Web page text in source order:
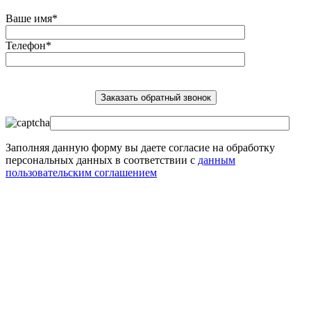
Ваше имя*
Телефон*
Заполняя данную форму вы даете согласие на обработку
персональных данных в соответствии с данным
пользовательским соглашением